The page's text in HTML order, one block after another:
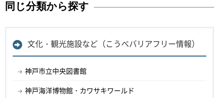
同じ分類から探す
文化・観光施設など（こうべバリアフリー情報）
神戸市立中央図書館
神戸海洋博物館・カワサキワールド